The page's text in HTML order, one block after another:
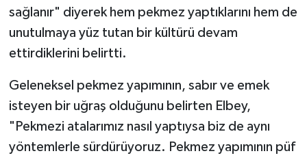
sağlanır" diyerek hem pekmez yaptıklarını hem de
unutulmaya yüz tutan bir kültürü devam
ettirdiklerini belirtti.
Geleneksel pekmez yapımının, sabır ve emek
isteyen bir uğraş olduğunu belirten Elbey,
"Pekmezi atalarımız nasıl yaptıysa biz de aynı
yöntemlerle sürdürüyoruz. Pekmez yapımının püf